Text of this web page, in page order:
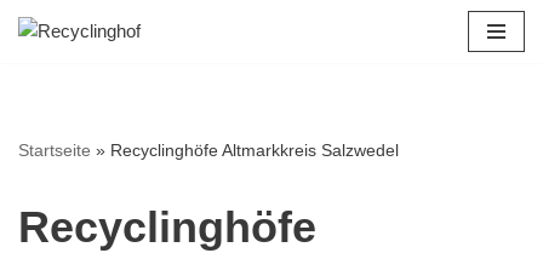
Startseite » Recyclinghöfe Altmarkkreis Salzwedel
Recyclinghöfe